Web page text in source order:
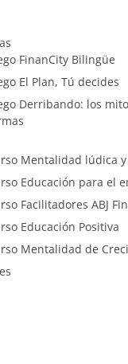
FinanCity Bilingüe
El Plan, Tú decides
Derribando: los
Mentalidad lúdica
Educación para el
Facilitadores ABJ
Educación Positiva
Mentalidad de